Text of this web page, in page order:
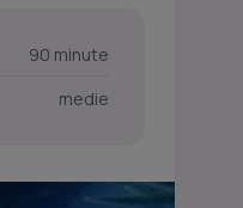
90 minute
medie